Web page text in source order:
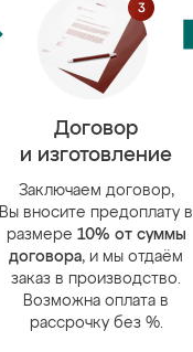
Договор
и изготовление
Заключаем договор,
Вы вносите предоплату в
размере 10% от суммы
договора, и мы отдаём
заказ в производство.
Возможна оплата в
рассрочку без %.